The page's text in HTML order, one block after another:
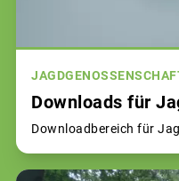
Downloads für
Downloadbereich für